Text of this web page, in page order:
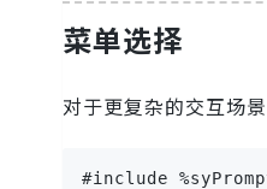
菜单选择
对于更复杂的交互场
#include